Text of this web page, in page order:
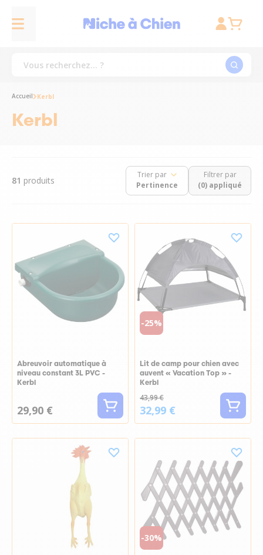
Accueil Kerbl
Kerbl
81 produits
Trier par
Filtrer par
(0) appliqué
Abreuvoir automatique à
niveau constant 3L PVC -
Kerbl
29,90 €
-25%
Lit de camp pour chien avec
auvent « Vacation Top » -
Kerbl
43,99 €
32,99 €
-30%